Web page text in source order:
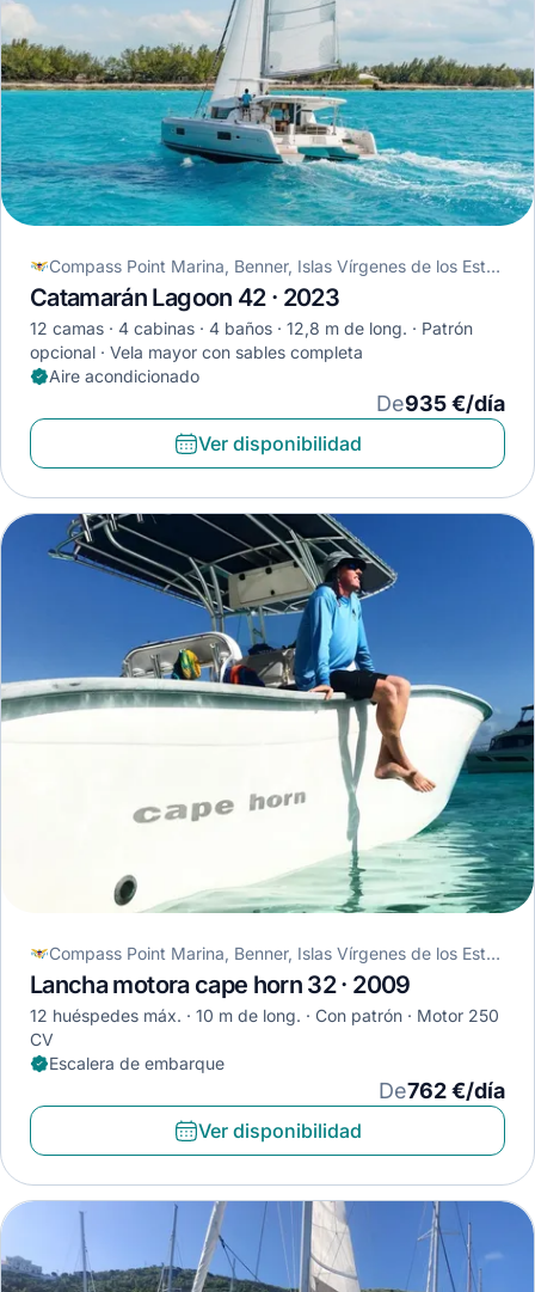
Compass Point Marina, Benner, Islas Vírgenes de los Estados Unidos
Catamarán Lagoon 42 · 2023
12 camas 4 cabinas 4 baños 12,8 m de long.
Patrón
opcional
Vela mayor con sables completa
Aire acondicionado
De935 €/día
Ver disponibilidad
Compass Point Marina, Benner, Islas Vírgenes de los Estados Unidos
Lancha motora cape horn 32 · 2009
12 huéspedes máx. 10 m de long. Con patrón
Motor 250
CV
Escalera de embarque
De762 €/día
Ver disponibilidad